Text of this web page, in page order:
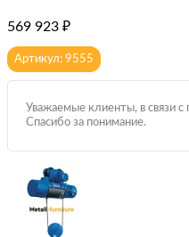
569 923 ₽
Артикул: 9555
Уважаемые клиенты, в связи
Спасибо за понимание.